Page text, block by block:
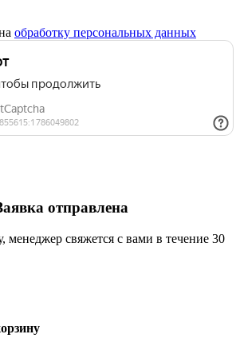
обработку персональных данных
отправлена
менеджер свяжется с вами в течение 30